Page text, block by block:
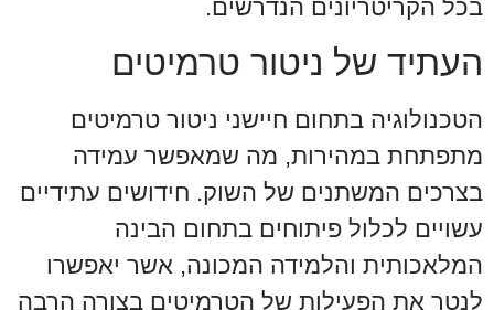
בכל הקריטריונים הנדרשים.
העתיד של ניטור טרמיטים
הטכנולוגיה בתחום חיישני ניטור טרמיטים
מתפתחת במהירות, מה שמאפשר עמידה
בצרכים המשתנים של השוק. חידושים עתידיים
עשויים לכלול פיתוחים בתחום הבינה
המלאכותית והלמידה המכונה, אשר יאפשרו
לנטר את הפעילות של הטרמיטים בצורה הרבה